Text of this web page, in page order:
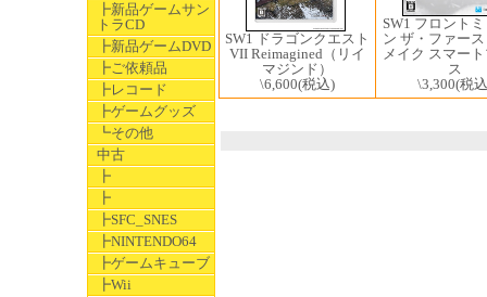
┣新品ゲームサン
トラCD
┣新品ゲームDVD
┣ご依頼品
┣レコード
┣ゲームグッズ
┗その他
中古
┣
┣
┣SFC_SNES
┣NINTENDO64
┣ゲームキューブ
┣Wii
SW1 ドラゴンクエスト
VII Reimagined（リイ
マジンド）
\6,600(税込)
SW1 フロント
ン ザ・ファー
メイク スマー
ス
\3,300(税